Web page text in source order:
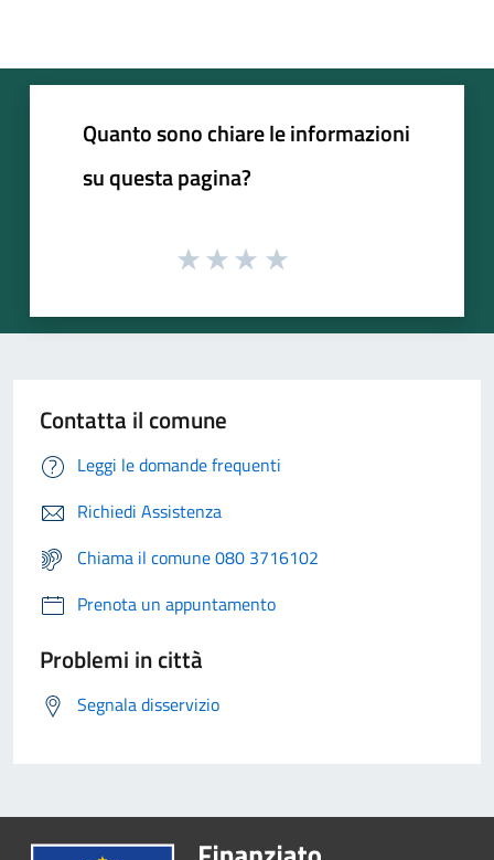
Quanto sono chiare le informazioni
su questa pagina?
Contatta il comune
Leggi le domande frequenti
Richiedi Assistenza
Chiama il comune 080 3716102
Prenota un appuntamento
Problemi in città
Segnala disservizio